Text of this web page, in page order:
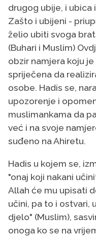
drugog ubije, i ubica
Zašto i ubijeni -
želio ubiti svoga
(Buhari i Muslim)
obzir namjera koju
spriječena da
osobe. Hadis se,
upozorenje i
muslimankama da
već i na svoje
suđeno na Ahiretu.
Hadis u kojem se,
"onaj koji nakani
Allah će mu upisati
učini, pa to i ostvari,
djelo" (Muslim),
onoga ko se na